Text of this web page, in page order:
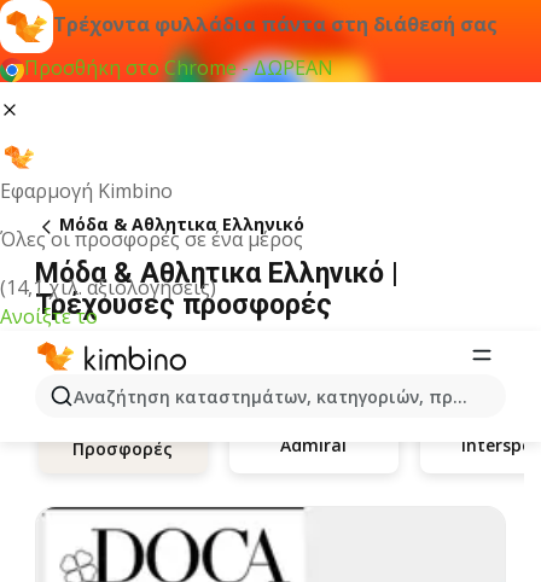
Τρέχοντα φυλλάδια πάντα στη διάθεσή σας
Προσθήκη στο Chrome - ΔΩΡΕΑΝ
Εφαρμογή Kimbino
Όλες οι προσφορές σε ένα μέρος
(14,1 χιλ. αξιολογήσεις)
Ανοίξτε το
Αναζήτηση καταστημάτων, κατηγοριών, προϊόντων...
Μόδα & Aθλητικα Ελληνικό
Μόδα & Aθλητικα Ελληνικό |
Τρέχουσες προσφορές
Προσφορές Admiral